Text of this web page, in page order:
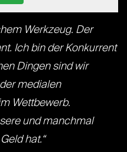
Werkzeug. Der
Ich bin der Konkurrent
Dingen sind wir
medialen
Wettbewerb.
und manchmal
hat.“